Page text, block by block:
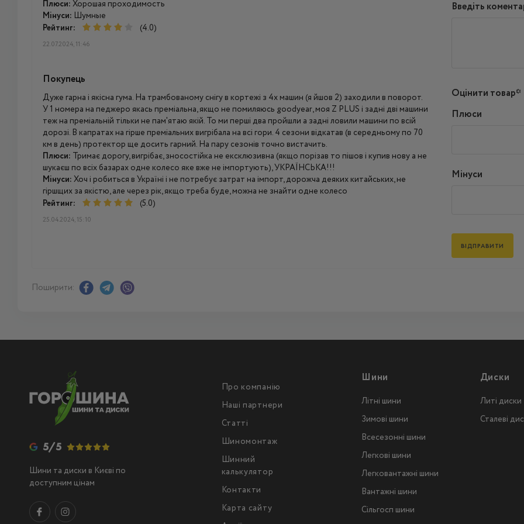
Плюси: Хорошая проходимость
Мінуси: Шумные
Рейтинг:
(4.0)
22.07.2024, 11:46
Покупець
Дуже гарна і якісна гума. На трамбованому снігу в кортежі з 4х машин (я йшов 2) заходили в поворот.
У 1 номера на педжеро якась преміальна, якщо не помиляюсь goodyear, моя Z PLUS і задні дві машини
теж на преміальній тільки не пам'ятаю якій. То ми перші два пройшли а задні ловили машини по всій
дорозі. В капратах на гірше преміальних вигрібала на всі гори. 4 сезони відкатав (в середньому по 70
км в день) протектор ще досить гарний. На пару сезонів точно вистачить.
Плюси: Тримає дорогу, вигрібає, зносостійка не ексклюзивна (якщо порізав то пішов і купив нову а не
шукаєш по всіх базарах одне колесо яке вже не імпортують), УКРАЇНСЬКА!!!
Мінуси: Хоч і робиться в Україні і не потребує затрат на імпорт, дорожча деяких китайських, не
гіршщих за якістю, але через рік, якщо треба буде, можна не знайти одне колесо
Рейтинг:
(5.0)
25.04.2024, 15:10
Введіть
Оцінити товар*
Плюси
Мінуси
Поширити:
5/5
Шини та диски в Києві по
доступним цінам
Про компанію
Наші партнери
Статті
Шиномонтаж
Шинний
калькулятор
Контакти
Карта сайту
Шини
Літні шини
Зимові шини
Всесезонні шини
Легкові шини
Легковантажнi шини
Вантажнi шини
Сільгосп шини
Диски
Литі диски
Сталеві